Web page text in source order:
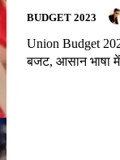
BUDGET 2023
Union Budget
बजट, आसान भाषा